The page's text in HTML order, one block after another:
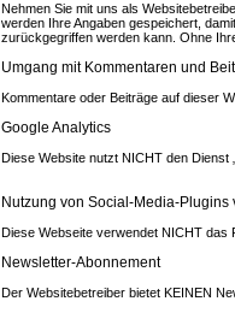
Nehmen Sie mit uns als
werden Ihre Angaben gespeichert,
zurückgegriffen werden kann. Ohne
Umgang mit Kommentaren und
Kommentare oder Beiträge auf dieser
Google Analytics
Diese Website nutzt NICHT den Dienst
Nutzung von Social-Media-Plugins
Diese Webseite verwendet NICHT das
Newsletter-Abonnement
Der Websitebetreiber bietet KEINEN